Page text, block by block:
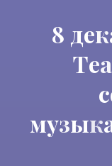
8 дек
Теа
с
музык